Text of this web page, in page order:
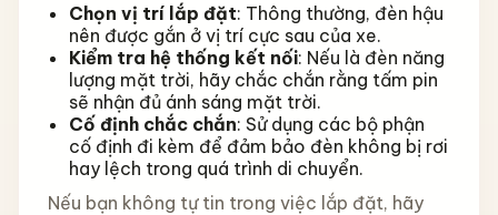
Chọn vị trí lắp đặt: Thông thường, đèn hậu
nên được gắn ở vị trí cực sau của xe.
Kiểm tra hệ thống kết nối: Nếu là đèn năng
lượng mặt trời, hãy chắc chắn rằng tấm pin
sẽ nhận đủ ánh sáng mặt trời.
Cố định chắc chắn: Sử dụng các bộ phận
cố định đi kèm để đảm bảo đèn không bị rơi
hay lệch trong quá trình di chuyển.
Nếu bạn không tự tin trong việc lắp đặt, hãy